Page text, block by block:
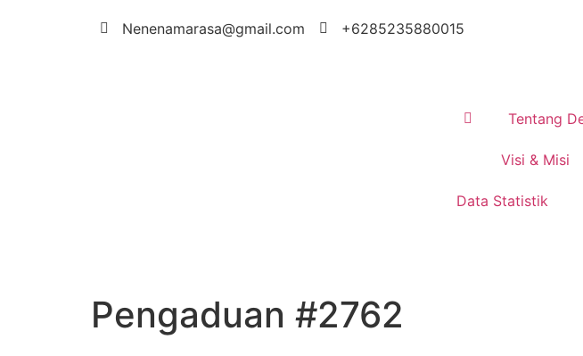
Nenenamarasa@gmail.com +6285235880015
Tentang
Visi & Misi
Data Statistik
Pengaduan #2762